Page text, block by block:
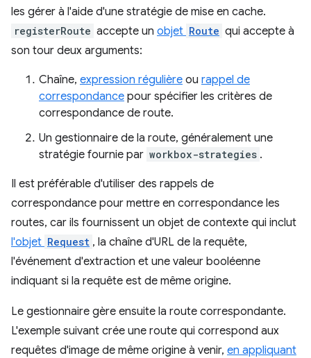
les gérer à l'aide d'une stratégie de mise en cache.
registerRoute accepte un objet Route qui accepte à
son tour deux arguments:
Chaîne, expression régulière ou rappel de
correspondance pour spécifier les critères de
correspondance de route.
Un gestionnaire de la route, généralement une
stratégie fournie par workbox-strategies .
Il est préférable d'utiliser des rappels de
correspondance pour mettre en correspondance les
routes, car ils fournissent un objet de contexte qui inclut
l'objet Request , la chaîne d'URL de la requête,
l'événement d'extraction et une valeur booléenne
indiquant si la requête est de même origine.
Le gestionnaire gère ensuite la route correspondante.
L'exemple suivant crée une route qui correspond aux
requêtes d'image de même origine à venir, en appliquant